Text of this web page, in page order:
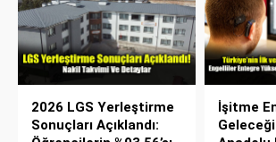
2026 LGS Yerleştirme
Sonuçları Açıklandı:
İşitme